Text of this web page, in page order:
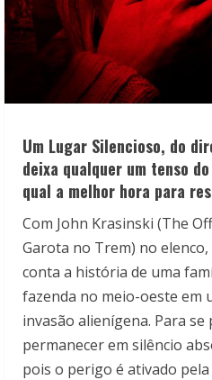
Um Lugar Silencioso, do
deixa qualquer um tenso
qual a melhor hora para
Com John Krasinski (The
Garota no Trem) no
conta a história de uma
fazenda no meio-oeste em
invasão alienígena. Para
permanecer em silêncio
pois o perigo é ativado